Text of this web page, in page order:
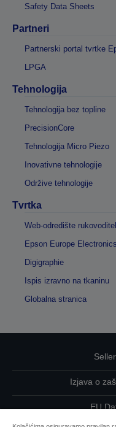
Safety Data Sheets
Partneri
Partnerski portal tvrtke
LPGA
Tehnologija
Tehnologija bez topline
PrecisionCore
Tehnologija Micro Piezo
Inovativne tehnologije
Održive tehnologije
Tvrtka
Web-odredište
Epson Europe Electronics
Digigraphie
Ispis izravno na tkaninu
Globalna stranica
Izjava o
EU